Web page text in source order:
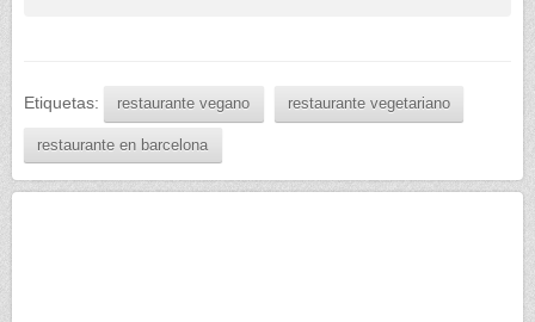
Etiquetas: restaurante vegano restaurante vegetariano
restaurante en barcelona